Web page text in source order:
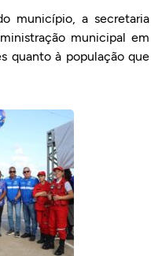
município, a secretaria
municipal em
quanto à população que